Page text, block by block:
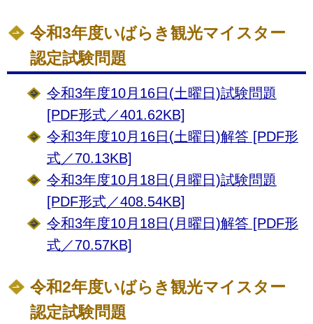
令和3年度いばらき観光マイスター
認定試験問題
令和3年度10月16日(土曜日)試験問題
[PDF形式／401.62KB]
令和3年度10月16日(土曜日)解答 [PDF形
式／70.13KB]
令和3年度10月18日(月曜日)試験問題
[PDF形式／408.54KB]
令和3年度10月18日(月曜日)解答 [PDF形
式／70.57KB]
令和2年度いばらき観光マイスター
認定試験問題